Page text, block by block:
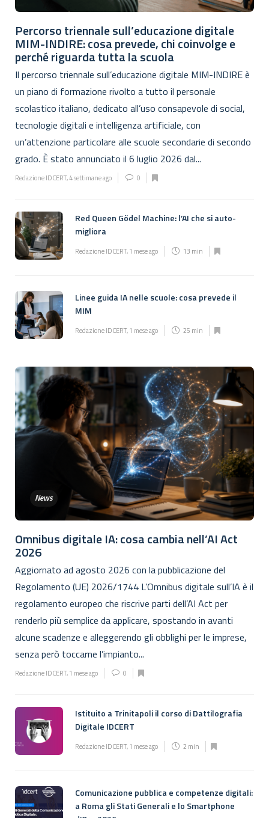
Percorso triennale sull’educazione digitale
MIM-INDIRE: cosa prevede, chi coinvolge e
perché riguarda tutta la scuola
Il percorso triennale sull’educazione digitale MIM-INDIRE è
un piano di formazione rivolto a tutto il personale
scolastico italiano, dedicato all’uso consapevole di social,
tecnologie digitali e intelligenza artificiale, con
un’attenzione particolare alle scuole secondarie di secondo
grado. È stato annunciato il 6 luglio 2026 dal...
Redazione IDCERT,4 settimane ago 0
Red Queen Gödel Machine: l’AI che si auto-
migliora
Redazione IDCERT,1 mese ago 13 min
Linee guida IA nelle scuole: cosa prevede il
MIM
Redazione IDCERT,1 mese ago 25 min
News
Omnibus digitale IA: cosa cambia nell’AI Act
2026
Aggiornato ad agosto 2026 con la pubblicazione del
Regolamento (UE) 2026/1744 L’Omnibus digitale sull’IA è il
regolamento europeo che riscrive parti dell’AI Act per
renderlo più semplice da applicare, spostando in avanti
alcune scadenze e alleggerendo gli obblighi per le imprese,
senza però toccarne l’impianto...
Redazione IDCERT,1 mese ago 0
Istituito a Trinitapoli il corso di Dattilografia
Digitale IDCERT
Redazione IDCERT,1 mese ago 2 min
Comunicazione pubblica e competenze digitali:
a Roma gli Stati Generali e lo Smartphone